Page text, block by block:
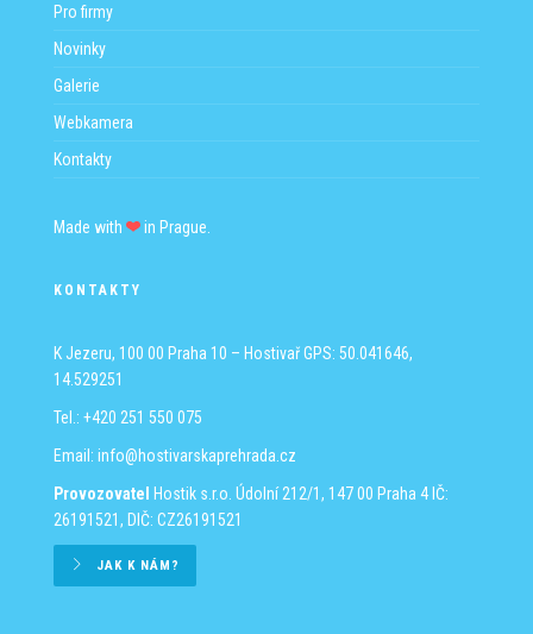
Pro firmy
Novinky
Galerie
Webkamera
Kontakty
Made with in Prague.
KONTAKTY
K Jezeru, 100 00 Praha 10 – HostivařGPS: 50.041646,
14.529251
Tel.: +420 251 550 075
Email: info@hostivarskaprehrada.cz
Provozovatel
Hostik s.r.o. Údolní 212/1, 147 00 Praha 4 IČ:
26191521, DIČ: CZ26191521
JAK K NÁM?